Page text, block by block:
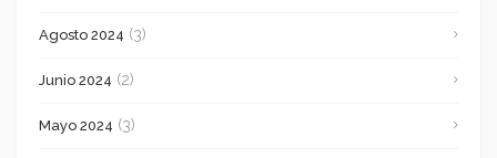
Agosto 2024 (3)
Junio 2024 (2)
Mayo 2024 (3)